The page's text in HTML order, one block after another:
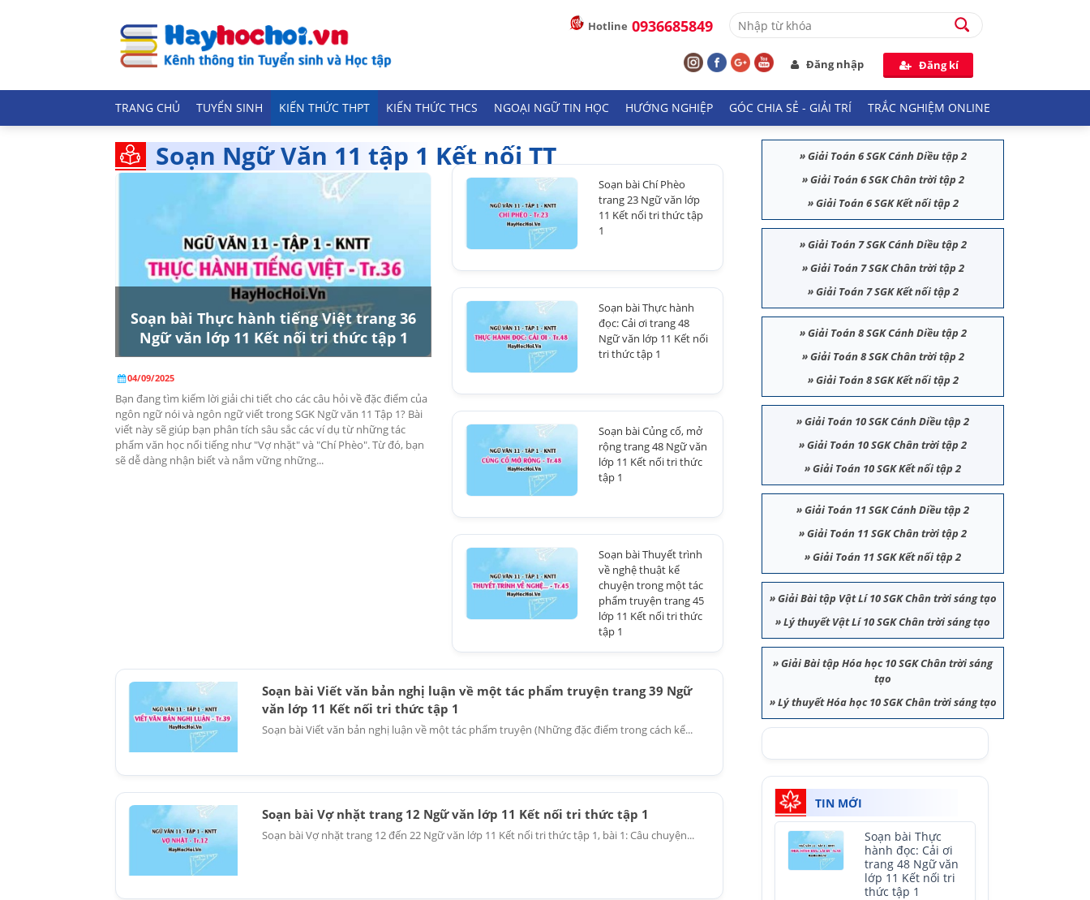
Hotline 0936685849
Đăng nhập Đăng kí
TRANG CHỦ TUYỂN SINH KIẾN THỨC THPT KIẾN THỨC THCS NGOẠI NGỮ TIN HỌC HƯỚNG NGHIỆP GÓC CHIA SẺ - GIẢI TRÍ TRẮC NGHIỆM ONLINE
Soạn Ngữ Văn 11 tập 1 Kết nối TT
Soạn bài Thực hành tiếng Việt trang 36
Ngữ văn lớp 11 Kết nối tri thức tập 1
04/09/2025
Bạn đang tìm kiếm lời giải chi tiết cho các câu hỏi về đặc điểm của
ngôn ngữ nói và ngôn ngữ viết trong SGK Ngữ văn 11 Tập 1? Bài
viết này sẽ giúp bạn phân tích sâu sắc các ví dụ từ những tác
phẩm văn học nổi tiếng như "Vợ nhặt" và "Chí Phèo". Từ đó, bạn
sẽ dễ dàng nhận biết và nắm vững những...
Soạn bài Chí Phèo
trang 23 Ngữ văn lớp
11 Kết nối tri thức tập
1
Soạn bài Thực hành
đọc: Cải ơi trang 48
Ngữ văn lớp 11 Kết nối
tri thức tập 1
Soạn bài Củng cố, mở
rộng trang 48 Ngữ văn
lớp 11 Kết nối tri thức
tập 1
Soạn bài Thuyết trình
về nghệ thuật kể
chuyện trong một tác
phẩm truyện trang 45
lớp 11 Kết nối tri thức
tập 1
Soạn bài Viết văn bản nghị luận về một tác phẩm truyện trang 39 Ngữ
văn lớp 11 Kết nối tri thức tập 1
Soạn bài Viết văn bản nghị luận về một tác phẩm truyện (Những đặc điểm trong cách kể...
Soạn bài Vợ nhặt trang 12 Ngữ văn lớp 11 Kết nối tri thức tập 1
Soạn bài Vợ nhặt trang 12 đến 22 Ngữ văn lớp 11 Kết nối tri thức tập 1, bài 1: Câu chuyện...
»Giải Toán 6 SGK Cánh Diều tập 2
»Giải Toán 6 SGK Chân trời tập 2
»Giải Toán 6 SGK Kết nối tập 2
»Giải Toán 7 SGK Cánh Diều tập 2
»Giải Toán 7 SGK Chân trời tập 2
»Giải Toán 7 SGK Kết nối tập 2
»Giải Toán 8 SGK Cánh Diều tập 2
»Giải Toán 8 SGK Chân trời tập 2
»Giải Toán 8 SGK Kết nối tập 2
»Giải Toán 10 SGK Cánh Diều tập 2
»Giải Toán 10 SGK Chân trời tập 2
»Giải Toán 10 SGK Kết nối tập 2
»Giải Toán 11 SGK Cánh Diều tập 2
»Giải Toán 11 SGK Chân trời tập 2
»Giải Toán 11 SGK Kết nối tập 2
»Giải Bài tập Vật Lí 10 SGK Chân trời sáng tạo
»Lý thuyết Vật Lí 10 SGK Chân trời sáng tạo
»Giải Bài tập Hóa học 10 SGK Chân trời sáng
tạo
»Lý thuyết Hóa học 10 SGK Chân trời sáng tạo
TIN MỚI
Soạn bài Thực
hành đọc: Cải ơi
trang 48 Ngữ văn
lớp 11 Kết nối tri
thức tập 1